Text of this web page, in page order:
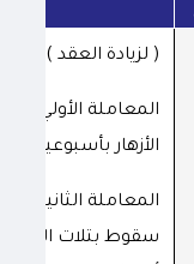
( لزيادة العقد )
المعاملة الأولي قبل
الأزهار بأسبوعين
المعاملة الثانية قبل
سقوط بتلات الأزهار